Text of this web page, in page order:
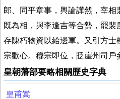
郎、同平章事，輿論譁然，宰相
既為相，與李逢吉等合勢，罷
存陳朽物資以給邊軍。又引方
宗歡心。穆宗即位，貶崖州司戶
皇朝藩部要略相關歷史字典
皇甫嵩